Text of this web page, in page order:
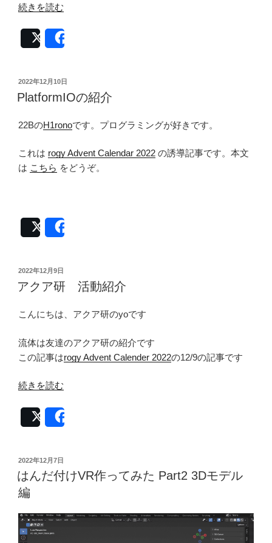
“工
2022
展
示
た
品
紹
続きを読む
Post
投
稿
日:
2022年12月10日
PlatformIOの紹介
22BのH1ronoです。プログラミングが好きです。
これは rogy Advent Calendar 2022 の誘導記事です。本文
は こちら をどうぞ。
Post
投
稿
日:
2022年12月9日
アクア研 活動紹介
こんにちは、アクア研のyoです
流体は友達のアクア研の紹介です
この記事はrogy Advent Calender 2022の12/9の記事です
“ア
研
動
紹
介”
の
続きを読む
Post
投
稿
日:
2022年12月7日
はんだ付けVR作ってみた Part2 3Dモデル
編